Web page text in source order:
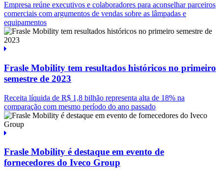
Empresa reúne executivos e colaboradores para aconselhar parceiros
comerciais com argumentos de vendas sobre as lâmpadas e
equipamentos
Frasle Mobility tem resultados históricos no primeiro
semestre de 2023
Receita líquida de R$ 1,8 bilhão representa alta de 18% na
comparação com mesmo período do ano passado
Frasle Mobility é destaque em evento de
fornecedores do Iveco Group